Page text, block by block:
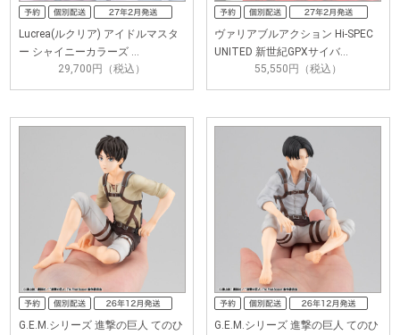
Lucrea(ルクリア) アイドルマスタ
ー シャイニーカラーズ …
29,700円（税込）
ヴァリアブルアクション Hi-SPEC
UNITED 新世紀GPXサイバ…
55,550円（税込）
G.E.M.シリーズ 進撃の巨人 てのひ
G.E.M.シリーズ 進撃の巨人 てのひ